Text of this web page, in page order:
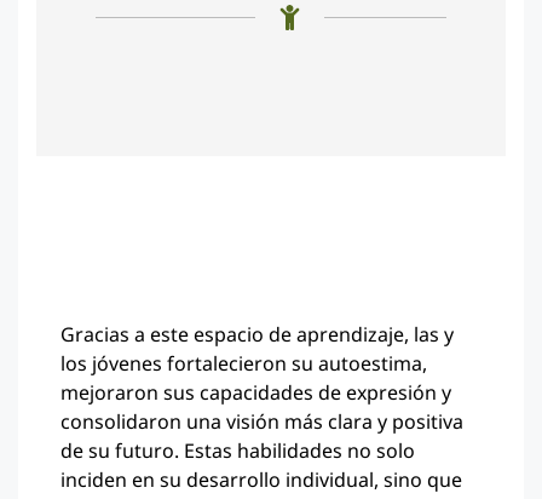
Gracias a este espacio de aprendizaje, las y
los jóvenes fortalecieron su autoestima,
mejoraron sus capacidades de expresión y
consolidaron una visión más clara y positiva
de su futuro. Estas habilidades no solo
inciden en su desarrollo individual, sino que